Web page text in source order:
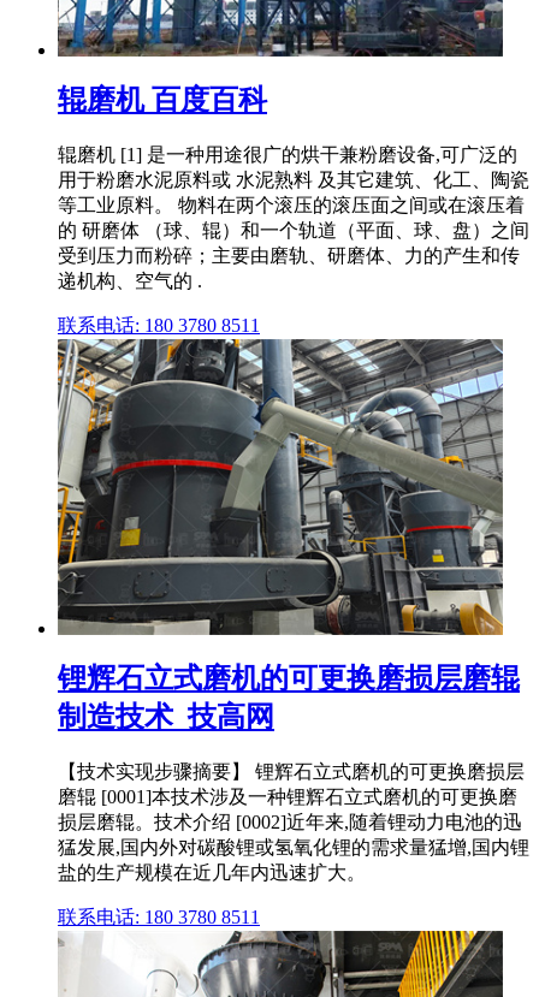
辊磨机 百度百科
辊磨机 [1] 是一种用途很广的烘干兼粉磨设备,可广泛的
用于粉磨水泥原料或 水泥熟料 及其它建筑、化工、陶瓷
等工业原料。 物料在两个滚压的滚压面之间或在滚压着
的 研磨体 （球、辊）和一个轨道（平面、球、盘）之间
受到压力而粉碎；主要由磨轨、研磨体、力的产生和传
递机构、空气的 .
联系电话: 180 3780 8511
锂辉石立式磨机的可更换磨损层磨辊
制造技术_技高网
【技术实现步骤摘要】 锂辉石立式磨机的可更换磨损层
磨辊 [0001]本技术涉及一种锂辉石立式磨机的可更换磨
损层磨辊。技术介绍 [0002]近年来,随着锂动力电池的迅
猛发展,国内外对碳酸锂或氢氧化锂的需求量猛增,国内锂
盐的生产规模在近几年内迅速扩大。
联系电话: 180 3780 8511